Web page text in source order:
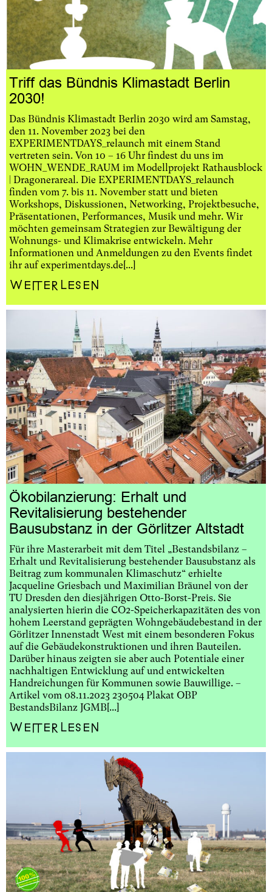
Triff das Bündnis Klimastadt Berlin
2030!
Das Bündnis Klimastadt Berlin 2030 wird am Samstag,
den 11. November 2023 bei den
EXPERIMENTDAYS_relaunch mit einem Stand
vertreten sein. Von 10 – 16 Uhr findest du uns im
WOHN_WENDE_RAUM im Modellprojekt Rathausblock
| Dragonerareal. Die EXPERIMENTDAYS_relaunch
finden vom 7. bis 11. November statt und bieten
Workshops, Diskussionen, Networking, Projektbesuche,
Präsentationen, Performances, Musik und mehr. Wir
möchten gemeinsam Strategien zur Bewältigung der
Wohnungs- und Klimakrise entwickeln. Mehr
Informationen und Anmeldungen zu den Events findet
ihr auf experimentdays.de[...]
Weiterlesen
Ökobilanzierung: Erhalt und
Revitalisierung bestehender
Bausubstanz in der Görlitzer Altstadt
Für ihre Masterarbeit mit dem Titel „Bestandsbilanz –
Erhalt und Revitalisierung bestehender Bausubstanz als
Beitrag zum kommunalen Klimaschutz“ erhielte
Jacqueline Griesbach und Maximilian Bräunel von der
TU Dresden den diesjährigen Otto-Borst-Preis. Sie
analysierten hierin die CO2-Speicherkapazitäten des von
hohem Leerstand geprägten Wohngebäudebestand in der
Görlitzer Innenstadt West mit einem besonderen Fokus
auf die Gebäudekonstruktionen und ihren Bauteilen.
Darüber hinaus zeigten sie aber auch Potentiale einer
nachhaltigen Entwicklung auf und entwickelten
Handreichungen für Kommunen sowie Bauwillige. –
Artikel vom 08.11.2023 230504 Plakat OBP
BestandsBilanz JGMB[...]
Weiterlesen